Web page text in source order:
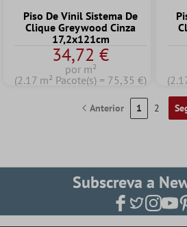
Piso De Vinil Sistema De
Clique Greywood Cinza
17,2x121cm
34,72 €
por m²
(2.17 m² Pacote(s) = 75,35 €)
Anterior 1 2
Subscreva a